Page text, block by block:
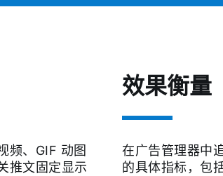
频、GIF 动图
推文固定显示
效果衡量
在广告管理器中
的具体指标，包